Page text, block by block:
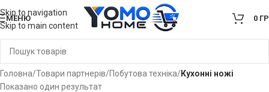
Skip to navigation
Skip to main content
МЕНЮ 0
Головна/Товари партнерів/Побутова техніка/Кухонні ножі
Показано один результат